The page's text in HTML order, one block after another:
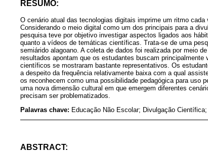
RESUMO:
O cenário atual das tecnologias digitais imprime um ritmo
Considerando o meio digital como um dos principais para a
pesquisa teve por objetivo investigar aspectos ligados aos
quanto a vídeos de temáticas científicas. Trata-se de uma
semiárido alagoano. A coleta de dados foi realizada por meio
resultados apontam que os estudantes buscam
científicos se mostraram bastante representativos. Os
a despeito da frequência relativamente baixa com a qual
os reconhecem como uma possibilidade pedagógica para uso
uma nova dimensão cultural em que emergem diferentes
precisam ser problematizados.
Palavras chave: Educação Não Escolar; Divulgação
ABSTRACT: